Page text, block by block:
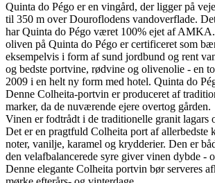
Quinta do Pégo er en vingård, der ligger på
til 350 m over Douroflodens vandoverflade.
har Quinta do Pégo været 100% ejet af AMKA.
oliven på Quinta do Pégo er certificeret som
eksempelvis i form af sund jordbund og rent
og bedste portvine, rødvine og olivenolie - en
2009 i en helt ny form med hotel. Quinta do
Denne Colheita-portvin er produceret af
marker, da de nuværende ejere overtog gården.
Vinen er fodtrådt i de traditionelle granit
Det er en pragtfuld Colheita port af
noter, vanilje, karamel og krydderier. Den er
den velafbalancerede syre giver vinen dybde -
Denne elegante Colheita portvin bør serveres